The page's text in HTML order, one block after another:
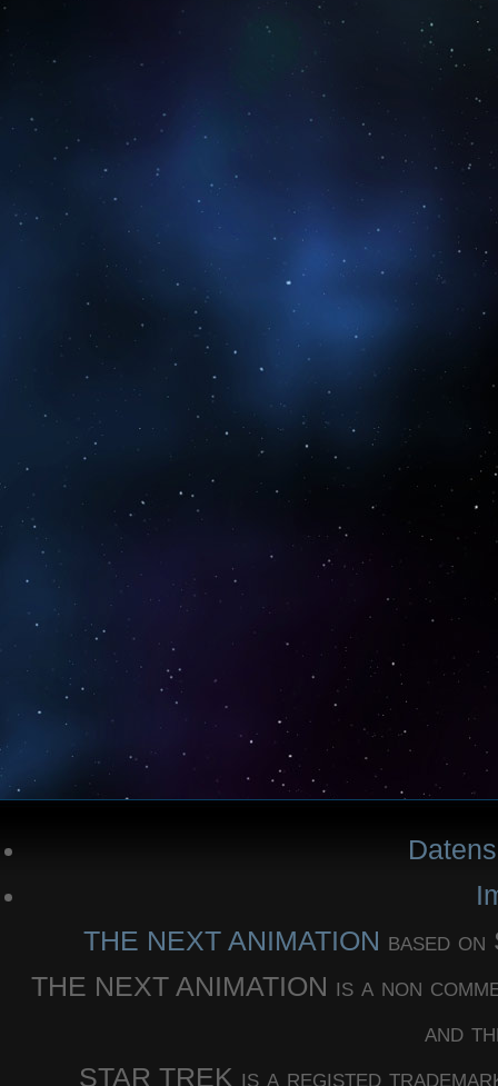
THE NEXT ANIMATION based
THE NEXT ANIMATION is a non
and
STAR TREK is a registed